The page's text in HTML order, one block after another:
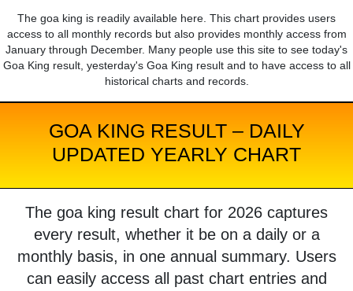
The goa king is readily available here. This chart provides users
access to all monthly records but also provides monthly access from
January through December. Many people use this site to see today's
Goa King result, yesterday's Goa King result and to have access to all
historical charts and records.
GOA KING RESULT – DAILY
UPDATED YEARLY CHART
The goa king result chart for 2026 captures
every result, whether it be on a daily or a
monthly basis, in one annual summary. Users
can easily access all past chart entries and